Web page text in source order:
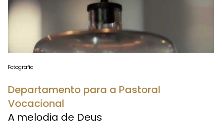
Fotografia
Departamento para a Pastoral
Vocacional
A melodia de Deus